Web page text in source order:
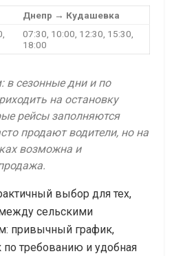
Днепр → Кудашевка
07:30, 10:00, 12:30, 15:30,
18:00
в сезонные дни и по
на остановку
рейсы заполняются
продают водители, но на
возможна и
выбор для тех,
сельскими
привычный график,
по требованию и удобная